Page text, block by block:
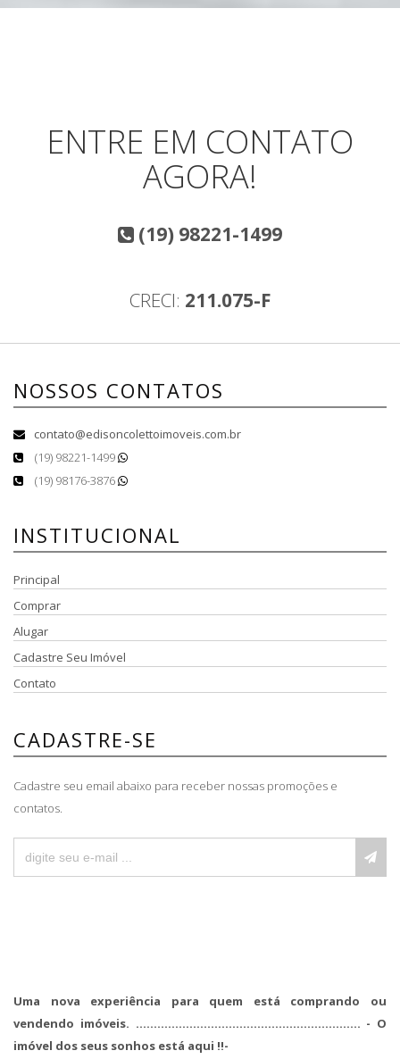
ENTRE EM CONTATO
AGORA!
(19) 98221-1499
CRECI: 211.075-F
NOSSOS CONTATOS
contato@edisoncolettoimoveis.com.br
(19) 98221-1499
(19) 98176-3876
INSTITUCIONAL
Principal
Comprar
Alugar
Cadastre Seu Imóvel
Contato
CADASTRE-SE
Cadastre seu email abaixo para receber nossas promoções e
contatos.
Uma nova experiência para quem está comprando ou
vendendo imóveis. ............................................................... - O
imóvel dos seus sonhos está aqui !!-